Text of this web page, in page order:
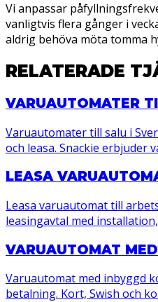
Vi anpassar
vanligtvis flera gånger i
aldrig behöva möta tomma
RELATERADE
VARUAUTOMATER
Varuautomater till salu i
och leasa. Snackie erbjuder
LEASA
Leasa varuautomat till
leasingavtal med
VARUAUTOMAT
Varuautomat med inbyggd
betalning. Kort, Swish och